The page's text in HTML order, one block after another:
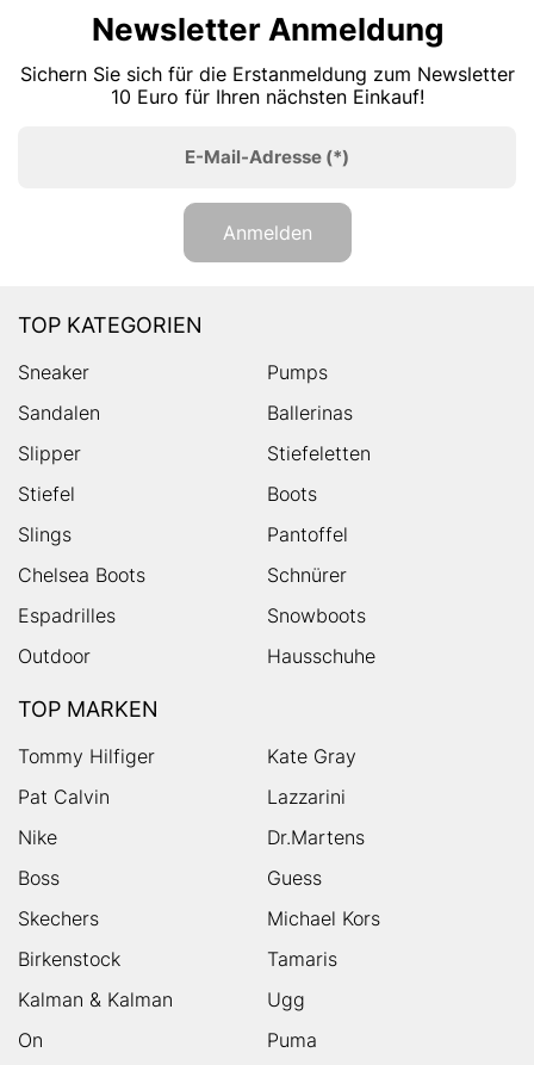
Newsletter Anmeldung
Sichern Sie sich für die Erstanmeldung zum Newsletter
10 Euro für Ihren nächsten Einkauf!
E-Mail-Adresse (*)
Anmelden
TOP KATEGORIEN
Sneaker
Pumps
Sandalen
Ballerinas
Slipper
Stiefeletten
Stiefel
Boots
Slings
Pantoffel
Chelsea Boots
Schnürer
Espadrilles
Snowboots
Outdoor
Hausschuhe
TOP MARKEN
Tommy Hilfiger
Kate Gray
Pat Calvin
Lazzarini
Nike
Dr.Martens
Boss
Guess
Skechers
Michael Kors
Birkenstock
Tamaris
Kalman & Kalman
Ugg
On
Puma